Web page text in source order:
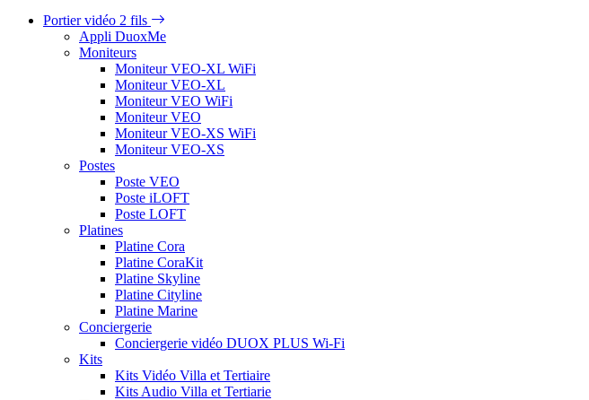
Portier vidéo 2 fils
Appli DuoxMe
Moniteurs
Moniteur VEO-XL WiFi
Moniteur VEO-XL
Moniteur VEO WiFi
Moniteur VEO
Moniteur VEO-XS WiFi
Moniteur VEO-XS
Postes
Poste VEO
Poste iLOFT
Poste LOFT
Platines
Platine Cora
Platine CoraKit
Platine Skyline
Platine Cityline
Platine Marine
Conciergerie
Conciergerie vidéo DUOX PLUS Wi-Fi
Kits
Kits Vidéo Villa et Tertiaire
Kits Audio Villa et Tertiarie